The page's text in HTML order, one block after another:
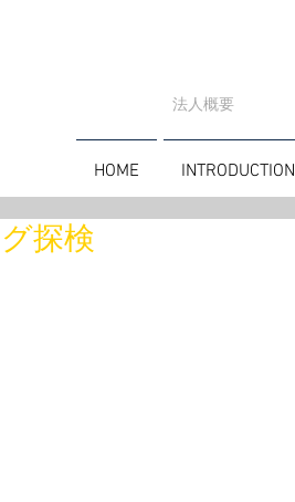
法人概要
HOME INTRODUCTION
探検